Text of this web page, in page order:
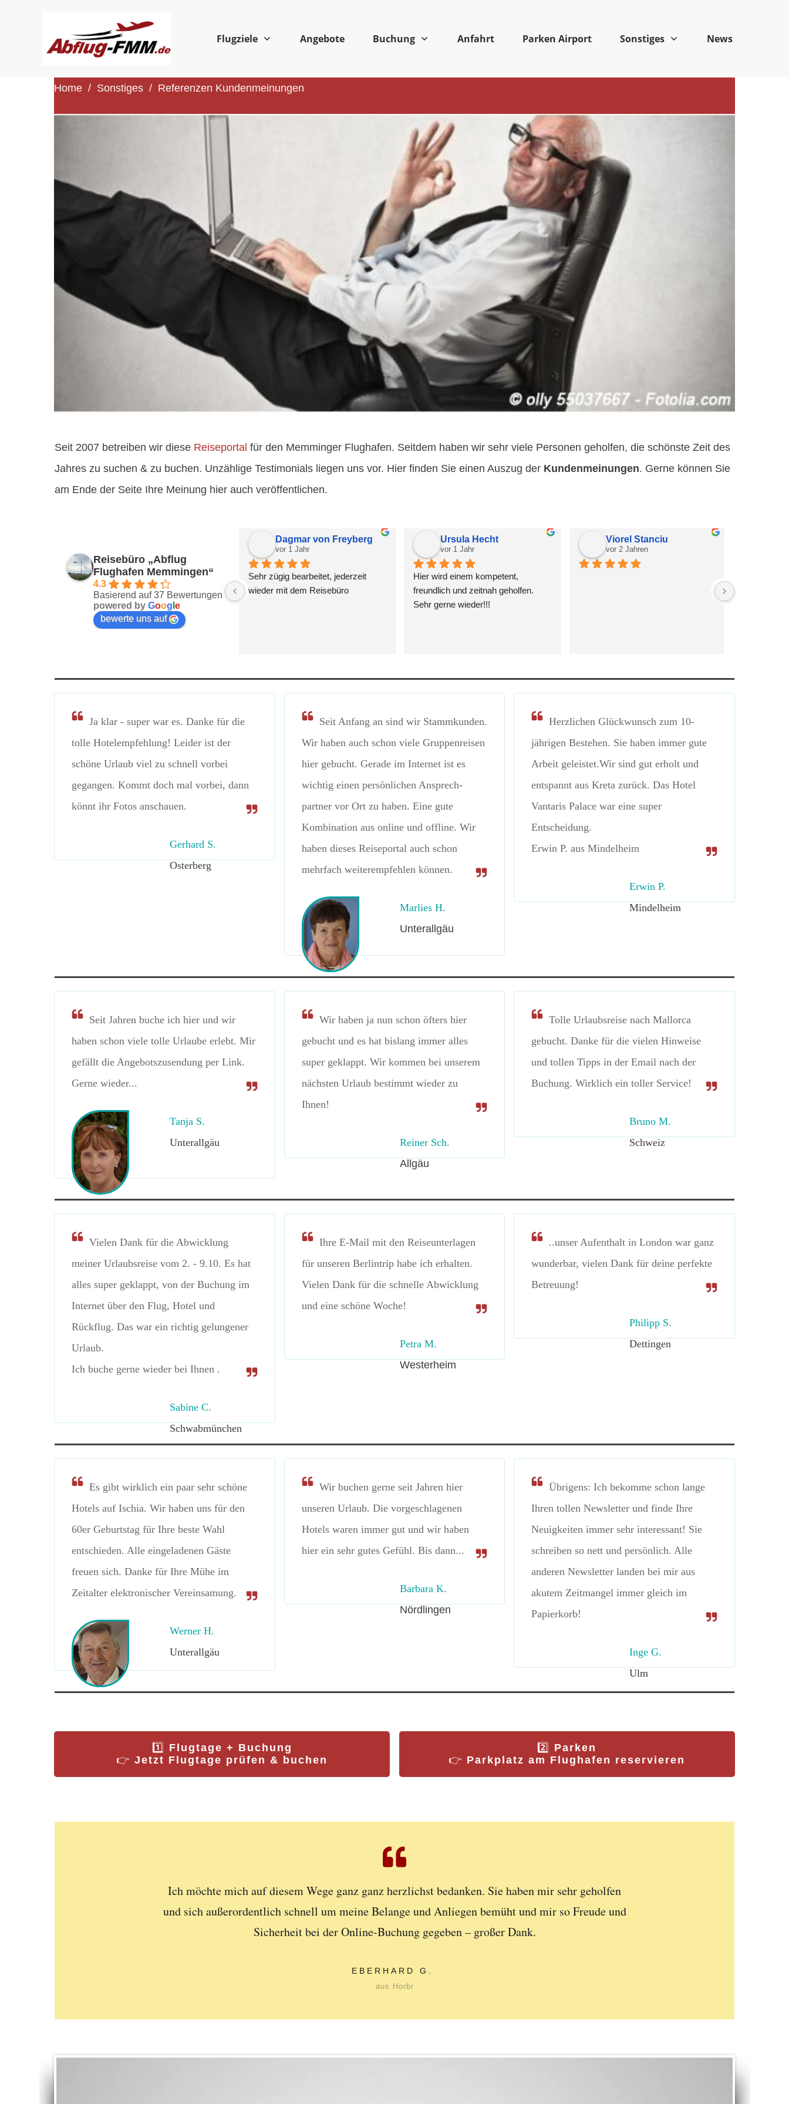
Flugziele Angebote Buchung Anfahrt Parken Airport Sonstiges News
nter your text here...
Home / Sonstiges / Referenzen Kundenmeinungen
Seit 2007 betreiben wir diese Reiseportal für den Memminger Flughafen. Seitdem haben wir sehr viele Personen geholfen, die schönste Zeit des
Jahres zu suchen & zu buchen. Unzählige Testimonials liegen uns vor. Hier finden Sie einen Auszug der Kundenmeinungen. Gerne können Sie
am Ende der Seite Ihre Meinung hier auch veröffentlichen.
Reisebüro „Abflug
Flughafen Memmingen“
4.3
Basierend auf 37 Bewertungen
powered by Goog e
bewerte uns auf
Dagmar von Freyberg
vor 1 Jahr
Sehr zügig bearbeitet, jederzeit
wieder mit dem Reisebüro
Ursula Hecht
vor 1 Jahr
Hier wird einem kompetent,
freundlich und zeitnah geholfen.
Sehr gerne wieder!!!
Viorel Stanciu
vor 2 Jahren
Ja klar - super war es. Danke für die
tolle Hotelempfehlung! Leider ist der
schöne Urlaub viel zu schnell vorbei
gegangen. Kommt doch mal vorbei, dann
könnt ihr Fotos anschauen.
Gerhard S.
Osterberg
Seit Anfang an sind wir Stammkunden.
Wir haben auch schon viele Gruppenreisen
hier gebucht. Gerade im Internet ist es
wichtig einen persönlichen Ansprech-
partner vor Ort zu haben. Eine gute
Kombination aus online und offline. Wir
haben dieses Reiseportal auch schon
mehrfach weiterempfehlen können.
Marlies H.
Unterallgäu
Herzlichen Glückwunsch zum 10-
jährigen Bestehen. Sie haben immer gute
Arbeit geleistet.Wir sind gut erholt und
entspannt aus Kreta zurück. Das Hotel
Vantaris Palace war eine super
Entscheidung.
Erwin P. aus Mindelheim
Erwin P.
Mindelheim
Seit Jahren buche ich hier und wir
haben schon viele tolle Urlaube erlebt. Mir
gefällt die Angebotszusendung per Link.
Gerne wieder...
Tanja S.
Unterallgäu
Wir haben ja nun schon öfters hier
gebucht und es hat bislang immer alles
super geklappt. Wir kommen bei unserem
nächsten Urlaub bestimmt wieder zu
Ihnen!
Reiner Sch.
Allgäu
Tolle Urlaubsreise nach Mallorca
gebucht. Danke für die vielen Hinweise
und tollen Tipps in der Email nach der
Buchung. Wirklich ein toller Service!
Bruno M.
Schweiz
Vielen Dank für die Abwicklung
meiner Urlaubsreise vom 2. - 9.10. Es hat
alles super geklappt, von der Buchung im
Internet über den Flug, Hotel und
Rückflug. Das war ein richtig gelungener
Urlaub.
Ich buche gerne wieder bei Ihnen .
Sabine C.
Schwabmünchen
Ihre E-Mail mit den Reiseunterlagen
für unseren Berlintrip habe ich erhalten.
Vielen Dank für die schnelle Abwicklung
und eine schöne Woche!
Petra M.
Westerheim
..unser Aufenthalt in London war ganz
wunderbar, vielen Dank für deine perfekte
Betreuung!
Philipp S.
Dettingen
Es gibt wirklich ein paar sehr schöne
Hotels auf Ischia. Wir haben uns für den
60er Geburtstag für Ihre beste Wahl
entschieden. Alle eingeladenen Gäste
freuen sich. Danke für Ihre Mühe im
Zeitalter elektronischer Vereinsamung.
Werner H.
Unterallgäu
Wir buchen gerne seit Jahren hier
unseren Urlaub. Die vorgeschlagenen
Hotels waren immer gut und wir haben
hier ein sehr gutes Gefühl. Bis dann...
Barbara K.
Nördlingen
Übrigens: Ich bekomme schon lange
Ihren tollen Newsletter und finde Ihre
Neuigkeiten immer sehr interessant! Sie
schreiben so nett und persönlich. Alle
anderen Newsletter landen bei mir aus
akutem Zeitmangel immer gleich im
Papierkorb!
Inge G.
Ulm
1️⃣ Flugtage + Buchung
👉 Jetzt Flugtage prüfen & buchen
2️⃣ Parken
👉 Parkplatz am Flughafen reservieren
Ich möchte mich auf diesem Wege ganz ganz herzlichst bedanken. Sie haben mir sehr geholfen
und sich außerordentlich schnell um meine Belange und Anliegen bemüht und mir so Freude und
Sicherheit bei der Online-Buchung gegeben – großer Dank.
EBERHARD G.
aus Horbr